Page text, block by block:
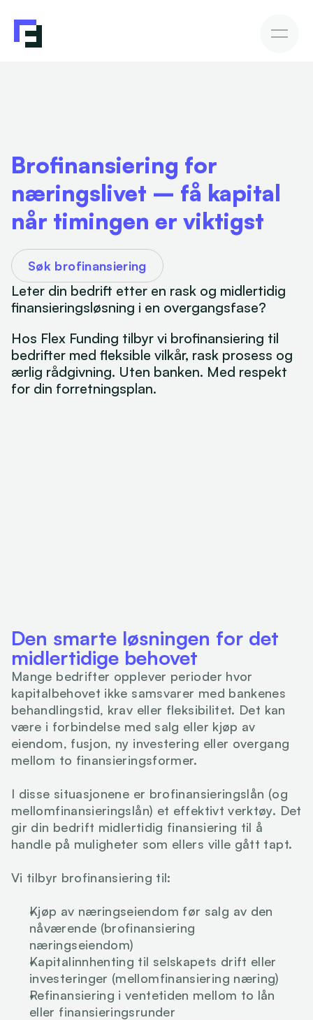
Finansiering
For investorer
Bli investor
Logg inn
Brofinansiering for
næringslivet – få kapital
når timingen er viktigst
Søk brofinansiering
Leter din bedrift etter en rask og midlertidig
finansieringsløsning i en overgangsfase?
Hos Flex Funding tilbyr vi brofinansiering til
bedrifter med fleksible vilkår, rask prosess og
ærlig rådgivning. Uten banken. Med respekt
for din forretningsplan.
Den smarte løsningen for det
midlertidige behovet
Mange bedrifter opplever perioder hvor
kapitalbehovet ikke samsvarer med bankenes
behandlingstid, krav eller fleksibilitet. Det kan
være i forbindelse med salg eller kjøp av
eiendom, fusjon, ny investering eller overgang
mellom to finansieringsformer.
I disse situasjonene er brofinansieringslån (og
mellomfinansieringslån) et effektivt verktøy. Det
gir din bedrift midlertidig finansiering til å
handle på muligheter som ellers ville gått tapt.
Vi tilbyr brofinansiering til:
Kjøp av næringseiendom før salg av den
nåværende (brofinansiering
næringseiendom)
Kapitalinnhenting til selskapets drift eller
investeringer (mellomfinansiering næring)
Refinansiering i ventetiden mellom to lån
eller finansieringsrunder